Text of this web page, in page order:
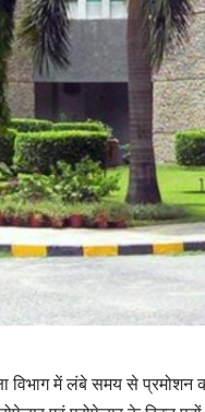
विभाग में लंबे समय से